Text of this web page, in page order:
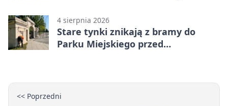
4 sierpnia 2026
Stare tynki znikają z bramy do
Parku Miejskiego przed
<< Poprzedni